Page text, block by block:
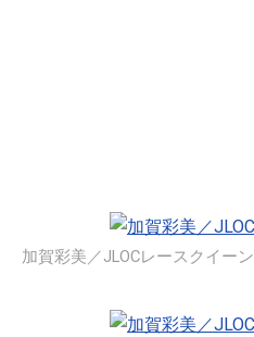
加賀彩美／JLOCレースクイーン